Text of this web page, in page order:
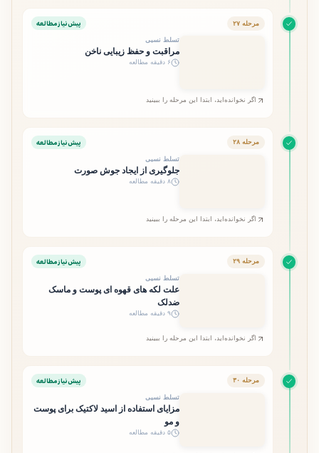
مرحله ۲۷ پیش‌نیاز مطالعه
تسلط نسبی
مراقبت و حفظ زیبایی ناخن
۶ دقیقه مطالعه
اگر نخوانده‌اید، ابتدا این مرحله را ببینید
مرحله ۲۸ پیش‌نیاز مطالعه
تسلط نسبی
جلوگیری از ایجاد جوش صورت
۸ دقیقه مطالعه
اگر نخوانده‌اید، ابتدا این مرحله را ببینید
مرحله ۲۹ پیش‌نیاز مطالعه
تسلط نسبی
علت لکه های قهوه ای پوست و ماسک
ضدلک
۹ دقیقه مطالعه
اگر نخوانده‌اید، ابتدا این مرحله را ببینید
مرحله ۳۰ پیش‌نیاز مطالعه
تسلط نسبی
مزایای استفاده از اسید لاکتیک برای پوست
و مو
۵ دقیقه مطالعه